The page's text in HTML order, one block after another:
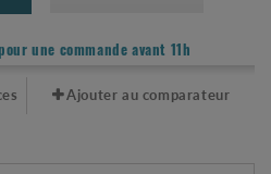
une commande avant 11h
Ajouter au comparateur